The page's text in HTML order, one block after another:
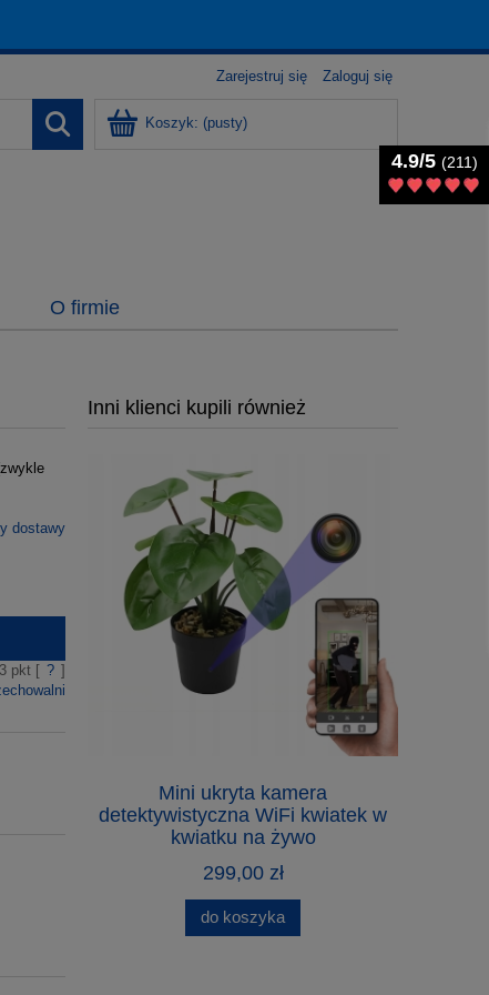
Zarejestruj się Zaloguj się
Koszyk: (pusty)
O firmie
dostawy
3pkt [ ? ]
Inni klienci kupili również
Mini ukryta kamera
detektywistyczna WiFi kwiatek w
kwiatku na żywo
299,00 zł
do koszyka
4.9/5 (211)
4.9/5 (211)